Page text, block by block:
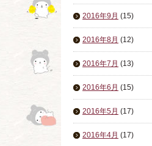
2016年9月 (15)
2016年8月 (12)
2016年7月 (13)
2016年6月 (15)
2016年5月 (17)
2016年4月 (17)